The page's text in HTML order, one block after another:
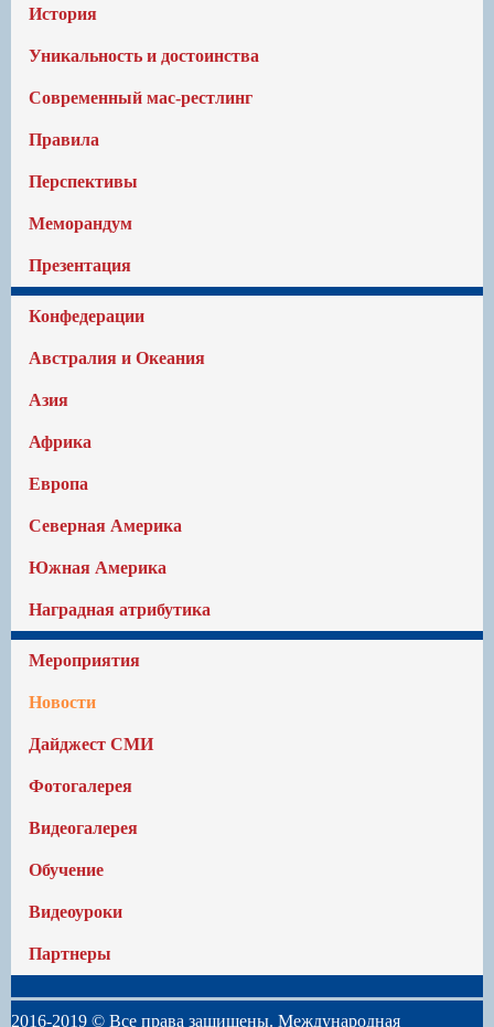
История
Уникальность и достоинства
Современный мас-рестлинг
Правила
Перспективы
Меморандум
Презентация
Конфедерации
Австралия и Океания
Азия
Африка
Европа
Северная Америка
Южная Америка
Наградная атрибутика
Мероприятия
Новости
Дайджест СМИ
Фотогалерея
Видеогалерея
Обучение
Видеоуроки
Партнеры
2016-2019 © Все права защищены. Международная